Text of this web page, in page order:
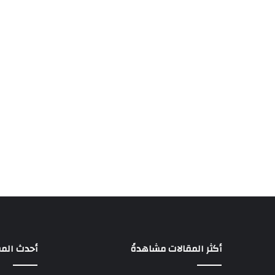
أكثر المقالات مشاهدةً أحدث